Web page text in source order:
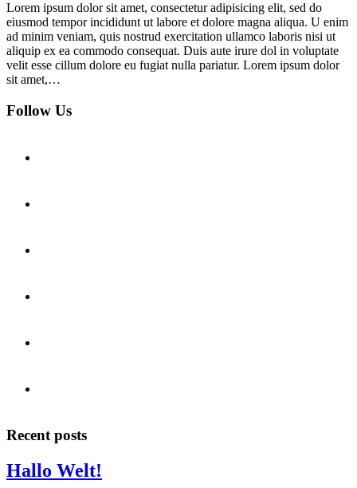
Lorem ipsum dolor sit amet, consectetur adipisicing elit, sed do
eiusmod tempor incididunt ut labore et dolore magna aliqua. U enim
ad minim veniam, quis nostrud exercitation ullamco laboris nisi ut
aliquip ex ea commodo consequat. Duis aute irure dol in voluptate
velit esse cillum dolore eu fugiat nulla pariatur. Lorem ipsum dolor
sit amet,…
Follow Us
Recent posts
Hallo Welt!